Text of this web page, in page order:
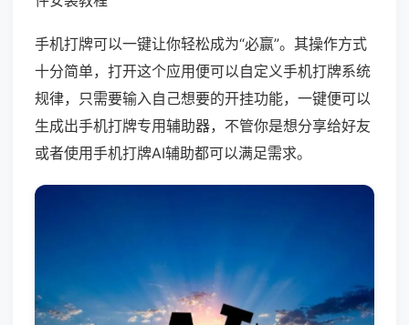
手机打牌可以一键让你轻松成为“必赢”。其操作方式
十分简单，打开这个应用便可以自定义手机打牌系统
规律，只需要输入自己想要的开挂功能，一键便可以
生成出手机打牌专用辅助器，不管你是想分享给好友
或者使用手机打牌AI辅助都可以满足需求。